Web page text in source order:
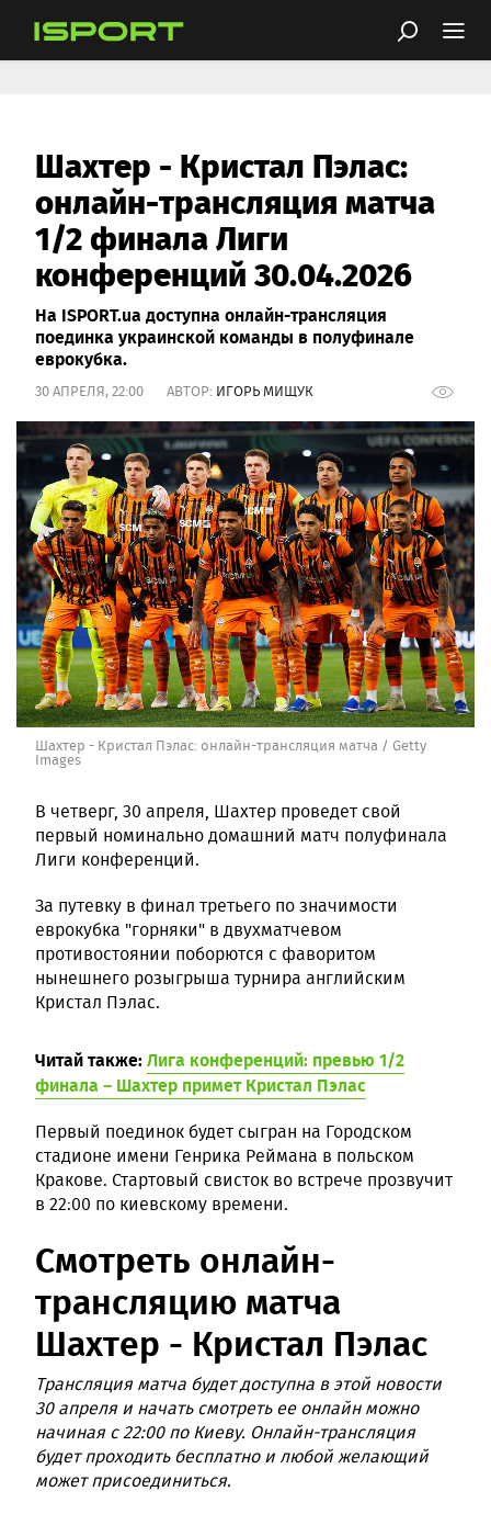
Шахтер - Кристал Пэлас:
онлайн-трансляция матча
1/2 финала Лиги
конференций 30.04.2026
На ISPORT.ua доступна онлайн-трансляция
поединка украинской команды в полуфинале
еврокубка.
30 АПРЕЛЯ, 22:00 АВТОР: ИГОРЬ МИЩУК
Шахтер - Кристал Пэлас: онлайн-трансляция матча / Getty
Images
В четверг, 30 апреля, Шахтер проведет свой
первый номинально домашний матч полуфинала
Лиги конференций.
За путевку в финал третьего по значимости
еврокубка "горняки" в двухматчевом
противостоянии поборются с фаворитом
нынешнего розыгрыша турнира английским
Кристал Пэлас.
Читай также:Лига конференций: превью 1/2
финала – Шахтер примет Кристал Пэлас
Первый поединок будет сыгран на Городском
стадионе имени Генрика Реймана в польском
Кракове. Стартовый свисток во встрече прозвучит
в 22:00 по киевскому времени.
Смотреть онлайн-
трансляцию матча
Шахтер - Кристал Пэлас
Трансляция матча будет доступна в этой новости
30 апреля и начать смотреть ее онлайн можно
начиная с 22:00 по Киеву. Онлайн-трансляция
будет проходить бесплатно и любой желающий
может присоединиться.